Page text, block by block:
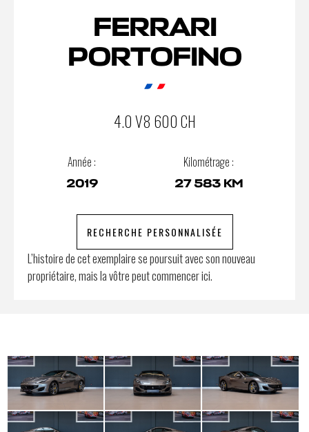
FERRARI
PORTOFINO
4.0 V8 600 CH
Année :
2019
Kilométrage :
27 583 KM
RECHERCHE PERSONNALISÉE
L’histoire de cet exemplaire se poursuit avec son nouveau
propriétaire, mais la vôtre peut commencer ici.